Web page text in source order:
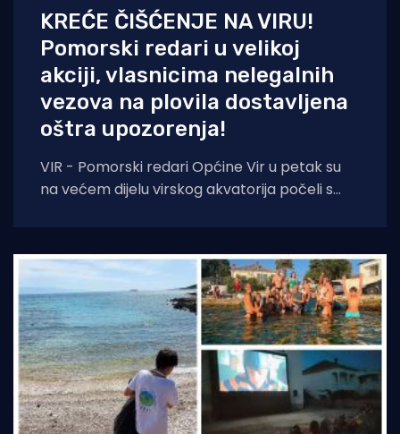
KREĆE ČIŠĆENJE NA VIRU!
Pomorski redari u velikoj
akciji, vlasnicima nelegalnih
vezova na plovila dostavljena
oštra upozorenja!
VIR - Pomorski redari Općine Vir u petak su
na većem dijelu virskog akvatorija počeli s